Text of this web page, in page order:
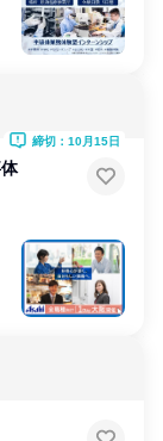
締切：10月15日